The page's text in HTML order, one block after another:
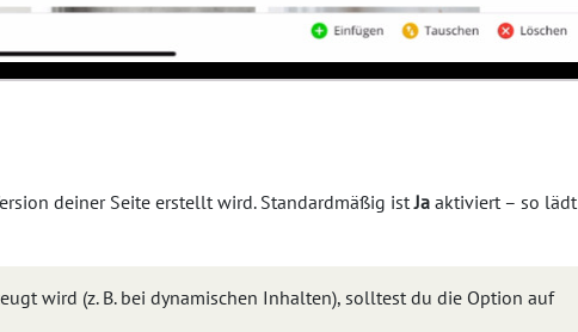
deiner Seite erstellt wird. Standardmäßig istJa aktiviert – so lädt
wird (z. B. bei dynamischen Inhalten), solltest du die Option auf